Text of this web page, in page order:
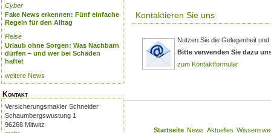
Cyber
Fake News erkennen: Fünf einfache
Regeln für den Alltag
Reise
Urlaub ohne Sorgen: Was Nachbarn
dürfen – und wer bei Schäden
haftet
weitere News
Kontakt
Versicherungsmakler Schneider
Schaumbergswustung 1
96268 Mitwitz
Kontaktieren Sie uns
Nutzen Sie die Gelegenheit
Bitte verwenden Sie dazu
zum Kontaktformular
Startseite News Aktuelles